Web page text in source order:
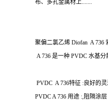
布、多孔金属材上.......
聚偏二氯乙烯 Diofan A 736
A 736 是一种 PVDC 水基
PVDC A 736特征 :良好的
PVDC A 736 用途 :,阻隔涂